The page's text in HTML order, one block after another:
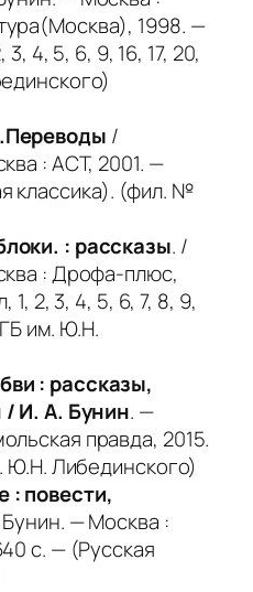
1998. —
4, 5, 6, 9, 16, 17, 20,
/
: АСТ, 2001. —
классика). (фил. №
: рассказы. /
: Дрофа-плюс,
2, 3, 4, 5, 6, 7, 8, 9,
им. Ю.Н.
: рассказы,
/ И. А. Бунин. —
правда, 2015.
Ю.Н. Либединского)
: повести,
— Москва :
с. — (Русская